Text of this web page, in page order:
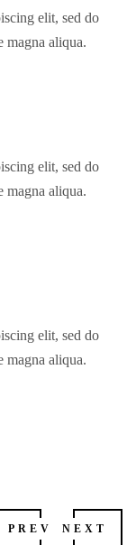
elit, sed do
magna aliqua.
elit, sed do
magna aliqua.
elit, sed do
magna aliqua.
PREV NEXT